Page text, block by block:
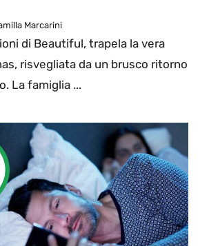
Marcarini
di Beautiful, trapela la vera
risvegliata da un brusco ritorno
La famiglia ...